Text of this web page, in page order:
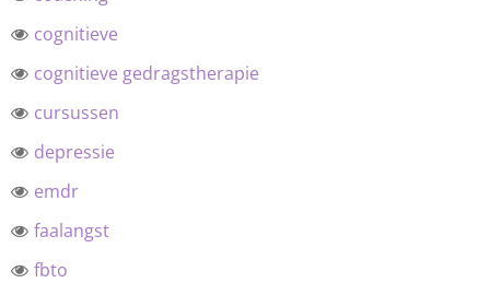
cognitieve
cognitieve gedragstherapie
cursussen
depressie
emdr
faalangst
fbto